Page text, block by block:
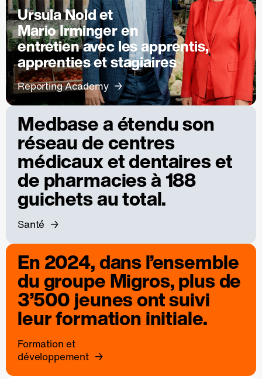
Ursula Nold et
Mario Irminger en
entretien avec les apprentis,
apprenties et stagiaires
Reporting Academy
Medbase a étendu son
réseau de centres
médicaux et dentaires et
de pharmacies à 188
guichets au total.
Santé
En 2024, dans l’ensemble
du groupe Migros, plus de
3’500 jeunes ont suivi
leur formation initiale.
Formation et
développement